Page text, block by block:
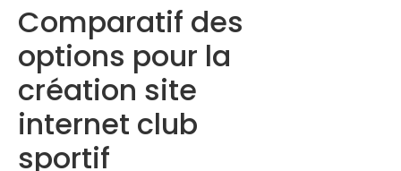
Comparatif des
options pour la
création site
internet club
sportif